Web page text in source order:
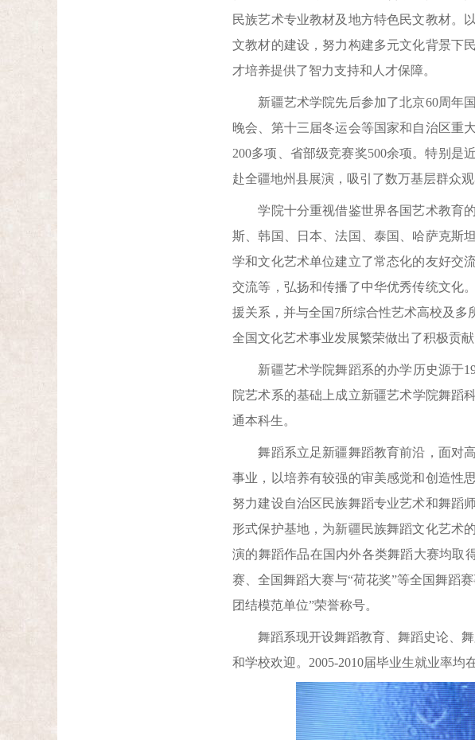
民族艺术专业教材及地方特色民文教材。
文教材的建设，努力构建多元文化背景下
才培养提供了智力支持和人才保障。
新疆艺术学院先后参加了北京60周年国
晚会、第十三届冬运会等国家和自治区重
200多项、省部级竞赛奖500余项。特别是
赴全疆地州县展演，吸引了数万基层群众观
学院十分重视借鉴世界各国艺术教育的
斯、韩国、日本、法国、泰国、哈萨克斯
学和文化艺术单位建立了常态化的友好交
交流等，弘扬和传播了中华优秀传统文化
援关系，并与全国7所综合性艺术高校及
全国文化艺术事业发展繁荣做出了积极贡献
新疆艺术学院舞蹈系的办学历史源于
院艺术系的基础上成立新疆艺术学院舞蹈
通本科生。
舞蹈系立足新疆舞蹈教育前沿，面对高
事业，以培养有较强的审美感觉和创造性
努力建设自治区民族舞蹈专业艺术和舞蹈
形式保护基地，为新疆民族舞蹈文化艺术
演的舞蹈作品在国内外各类舞蹈大赛均取
赛、全国舞蹈大赛与“荷花奖”等全国舞蹈
团结模范单位”荣誉称号。
舞蹈系现开设舞蹈教育、舞蹈史论、舞
和学校欢迎。2005-2010届毕业生就业率均